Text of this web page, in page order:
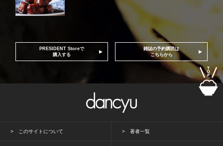
PRESIDENT Storeで
購入する
雑誌の予約購読は
こちらから
このサイトについて 著者一覧